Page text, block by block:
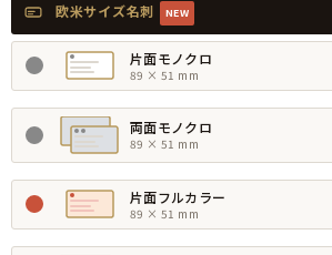
欧米サイズ名刺 NEW
片面モノクロ
89 × 51 mm
両面モノクロ
89 × 51 mm
片面フルカラー
89 × 51 mm